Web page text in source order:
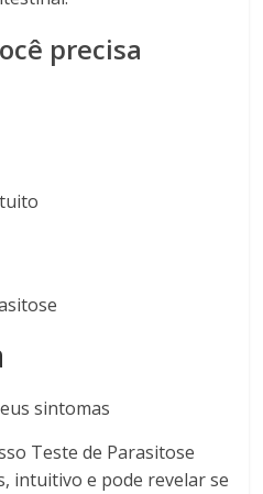
precisa
sintomas
Teste de Parasitose
intuitivo e pode revelar se